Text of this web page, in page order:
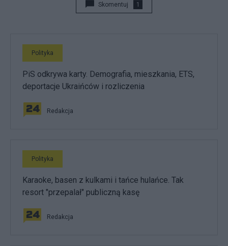
Skomentuj 1
Polityka
PiS odkrywa karty. Demografia, mieszkania, ETS,
deportacje Ukraińców i rozliczenia
Redakcja
Polityka
Karaoke, basen z kulkami i tańce hulańce. Tak
resort "przepalał" publiczną kasę
Redakcja